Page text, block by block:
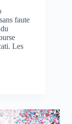
faute
Les